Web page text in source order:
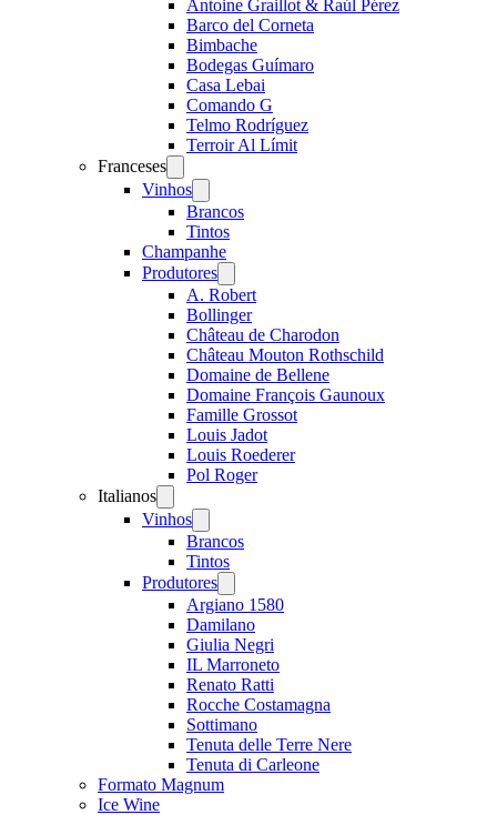
Antoine Graillot & Raúl Pérez
Barco del Corneta
Bimbache
Bodegas Guímaro
Casa Lebai
Comando G
Telmo Rodríguez
Terroir Al Límit
Franceses
menu
Vinhos
menu
Brancos
Tintos
Champanhe
Produtores
menu
A. Robert
Bollinger
Château de Charodon
Château Mouton Rothschild
Domaine de Bellene
Domaine François Gaunoux
Famille Grossot
Louis Jadot
Louis Roederer
Pol Roger
Italianos
menu
Vinhos
menu
Brancos
Tintos
Produtores
menu
Argiano 1580
Damilano
Giulia Negri
IL Marroneto
Renato Ratti
Rocche Costamagna
Sottimano
Tenuta delle Terre Nere
Tenuta di Carleone
Formato Magnum
Ice Wine